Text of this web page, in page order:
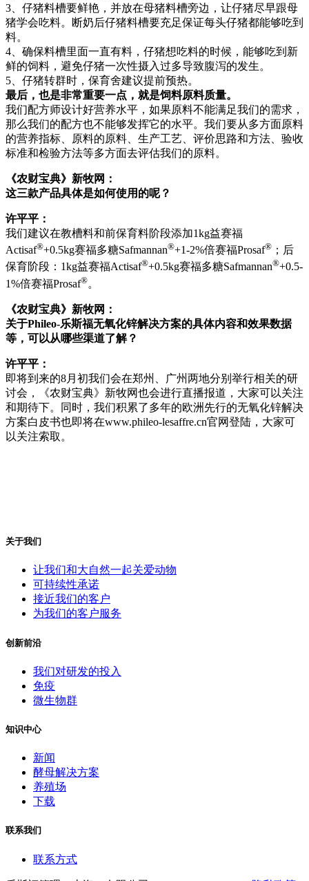
3、仔猪料槽要鲜艳，并放在母猪料槽旁边，让仔猪尽早跟母
猪学会吃料。断奶后仔猪料槽要充足保证每头仔猪都能够吃到
料。
4、确保料槽里面一直有料，仔猪想吃料的时候，能够吃到新
鲜的饲料，避免仔猪一次性摄入过多导致腹泻的发生。
5、仔猪转群时，保育舍建议提前预热。
最后，也是非常重要一点，就是饲料原料质量。
我们配方师设计好营养水平，如果原料不能满足我们的需求，
那么我们的配方也不能够发挥它的水平。我们要从多方面原料
的营养指标、原料的原料、生产工艺、评价思路和方法、验收
标准和检验方法等多方面去评估我们的原料。
《农财宝典》新牧网：
这三款产品具体是如何使用的呢？
许平平：
我们建议在教槽料和前保育料阶段添加1kg益赛福
Actisaf®+0.5kg赛福多糖Safmannan®+1-2%倍赛福Prosaf® ；后
保育阶段：1kg益赛福Actisaf®+0.5kg赛福多糖Safmannan®+0.5-
1%倍赛福Prosaf®。
《农财宝典》新牧网：
关于Phileo-乐斯福无氧化锌解决方案的具体内容和效果数据
等，可以从哪些渠道了解？
许平平：
即将到来的8月初我们会在郑州、广州两地分别举行相关的研
讨会，《农财宝典》新牧网也会进行直播报道，大家可以关注
和期待下。同时，我们积累了多年的欧洲先行的无氧化锌解决
方案白皮书也即将在www.phileo-lesaffre.cn官网登陆，大家可
以关注索取。
关于我们
让我们和大自然一起关爱动物
可持续性承诺
接近我们的客户
为我们的客户服务
创新前沿
我们对研发的投入
免疫
微生物群
知识中心
新闻
酵母解决方案
养殖场
下载
联系我们
联系方式